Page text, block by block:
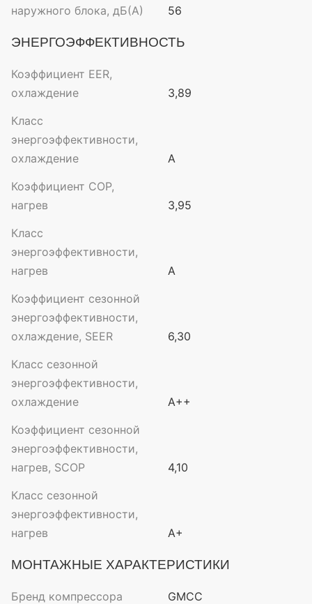
наружного блока, дБ(А)
56
ЭНЕРГОЭФФЕКТИВНОСТЬ
Коэффициент EER,
охлаждение
3,89
Класс
энергоэффективности,
охлаждение
A
Коэффициент COP,
нагрев
3,95
Класс
энергоэффективности,
нагрев
A
Коэффициент сезонной
энергоэффективности,
охлаждение, SEER
6,30
Класс сезонной
энергоэффективности,
охлаждение
A++
Коэффициент сезонной
энергоэффективности,
нагрев, SCOP
4,10
Класс сезонной
энергоэффективности,
нагрев
A+
МОНТАЖНЫЕ ХАРАКТЕРИСТИКИ
Бренд компрессора
GMCC